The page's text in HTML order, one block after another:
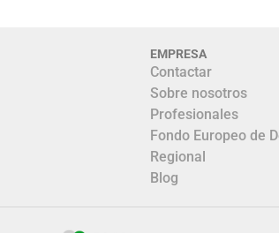
EMPRESA
Contactar
Sobre nosotros
Profesionales
Fondo Europeo de
Regional
Blog